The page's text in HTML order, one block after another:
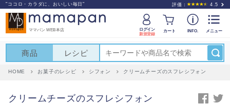
"ココロ・カラダに、おいしい毎日" 評価： 4.5
ママパン WEB本店
ログイン
新規登録
カート INFO. メニュー
商品 レシピ
HOME お菓子のレシピ シフォン クリームチーズのスフレシフォン
クリームチーズのスフレシフォン